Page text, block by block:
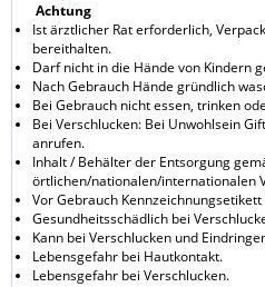
Achtung
Ist ärztlicher Rat erforderlich,
bereithalten.
Darf nicht in die Hände von Kindern
Nach Gebrauch Hände gründlich
Bei Gebrauch nicht essen, trinken
Bei Verschlucken: Bei Unwohlsein
anrufen.
Inhalt / Behälter der Entsorgung
örtlichen/nationalen/internationalen
Vor Gebrauch Kennzeichnungsetikett
Gesundheitsschädlich bei
Kann bei Verschlucken und
Lebensgefahr bei Hautkontakt.
Lebensgefahr bei Verschlucken.